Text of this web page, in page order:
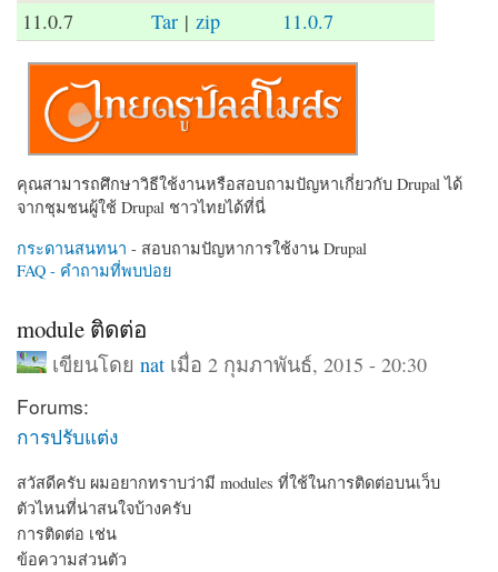
11.0.7 Tar | zip 11.0.7
คุณสามารถศึกษาวิธีใช้งานหรือสอบถามปัญหาเกี่ยวกับ Drupal ได้
จากชุมชนผู้ใช้ Drupal ชาวไทยได้ที่นี่
กระดานสนทนา - สอบถามปัญหาการใช้งาน Drupal
FAQ - คำถามที่พบบ่อย
module ติดต่อ
เขียนโดย natเมื่อ 2 กุมภาพันธ์, 2015 - 20:30
Forums:
การปรับแต่ง
สวัสดีครับ ผมอยากทราบว่ามี modules ที่ใช้ในการติดต่อบนเว็บ
ตัวไหนที่น่าสนใจบ้างครับ
การติดต่อ เช่น
ข้อความส่วนตัว